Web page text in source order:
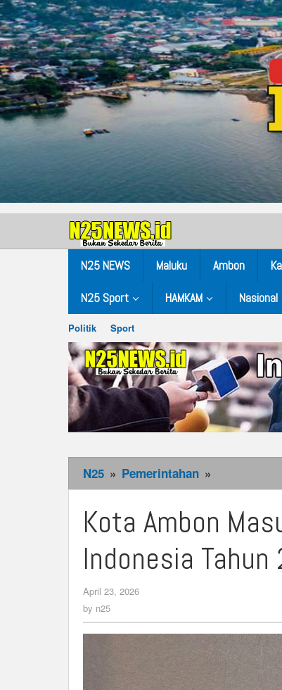
N25 NEWS Maluku Ambon
N25 Sport HAMKAM Nasional
Politik Sport
N25 » Pemerintahan »
Ambon
Masuk
10
Kota
Tahun
2025
Kota Ambon
Indonesia Tahun
April 23, 2026
by n25